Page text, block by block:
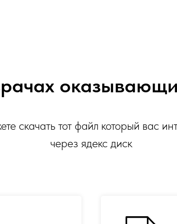
скачать тот файл который вас
через ядекс диск